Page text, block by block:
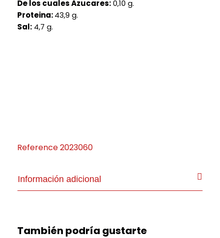
De los cuales Azucares:0,10 g.
Proteina:43,9 g.
Sal: 4,7 g.
Reference2023060
Información adicional
También podría gustarte